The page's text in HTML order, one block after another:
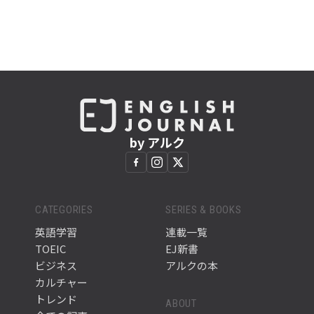
by アルク
CATEGORIES
英語学習
TOEIC
ビジネス
カルチャー
トレンド
SERIES & BOOKS
連載一覧
EJ新書
アルクの本
ABOUT